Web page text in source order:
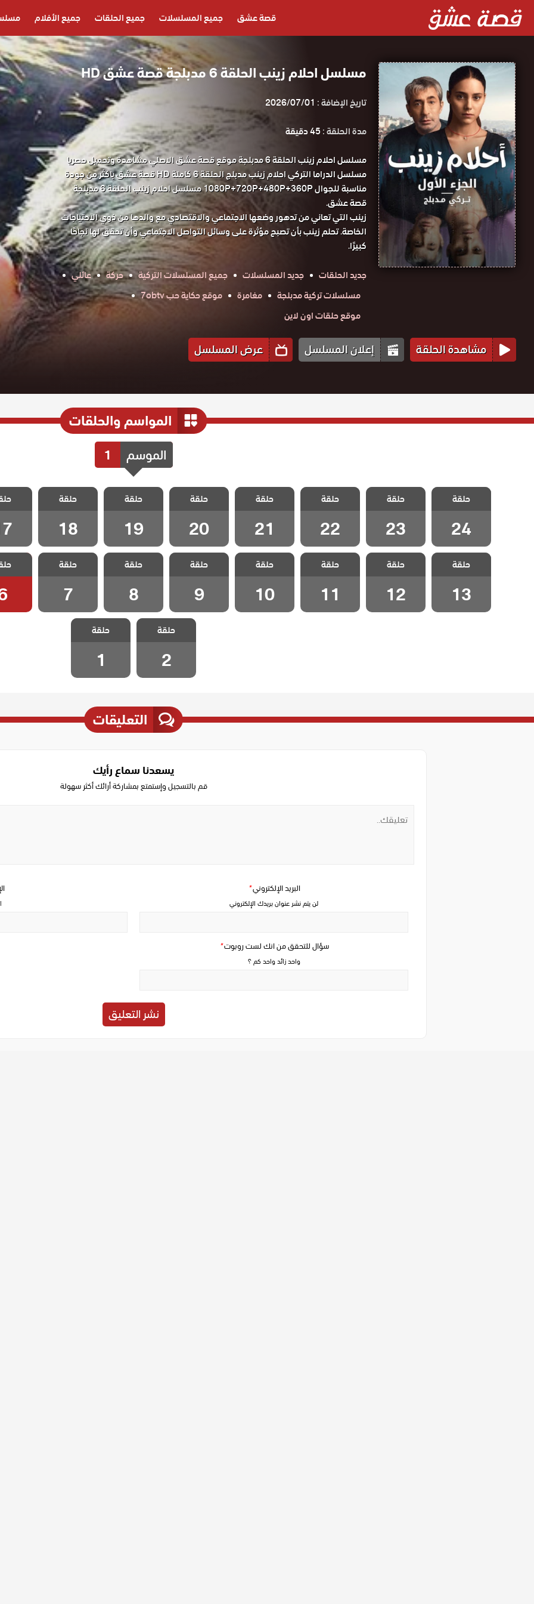
قصة عشق جميع المسلسلات جميع الحلقات جميع الأفلام
مسلسل احلام زينب الحلقة 6 مدبلجة قصة عشق HD
تاريخ الإضافة : 2026/07/01
مدة الحلقة :45 دقيقة
مسلسل احلام زينب الحلقة 6 مدبلجة موقع قصة عشق الاصلي مشاهدة وتحميل حصريا
مسلسل الدراما التركي احلام زينب مدبلج الحلقة 6 كاملة HD قصة عشق باكثر من جودة
مناسبة للجوال 1080P+720P+480P+360P مسلسل احلام زينب الحلقة 6 مدبلجة
قصة عشق.
زينب التي تعاني من تدهور وضعها الاجتماعي والاقتصادي مع والدها من ذوي الاحتياجات
الخاصة. تحلم زينب بأن تصبح مؤثرة على وسائل التواصل الاجتماعي وأن تحقق لها نجاحًا
كبيرًا.
جديد الحلقات
جديد المسلسلات جميع المسلسلات التركية حركة
عائلي
مسلسلات تركية مدبلجة
مغامرة
موقع حكاية حب 7obtv
موقع حلقات اون لاين
مشاهدة الحلقة إعلان المسلسل عرض المسلسل
المواسم والحلقات
الموسم 1
زينب مدبلج
الحلقة 24
والاخيرة
حلقة
24
مسلسل احلام
زينب مدبلج
الحلقة 23
حلقة
23
مسلسل احلام
زينب مدبلج
الحلقة 22
حلقة
22
مسلسل احلام
زينب مدبلج
الحلقة 21
حلقة
21
مسلسل احلام
زينب مدبلج
الحلقة 20
حلقة
20
مسلسل احلام
زينب مدبلج
الحلقة 19
حلقة
19
مسلسل احلام
زينب مدبلج
الحلقة 18
حلقة
18
مسلسل
زينب
مسلسل احلام
زينب مدبلج
الحلقة 13
حلقة
13
مسلسل احلام
زينب مدبلج
الحلقة 12
حلقة
12
مسلسل احلام
زينب مدبلج
الحلقة 11
حلقة
11
مسلسل احلام
زينب مدبلج
الحلقة 10
حلقة
10
مسلسل احلام
زينب مدبلج
الحلقة 9
حلقة
9
مسلسل احلام
زينب مدبلج
الحلقة 8
حلقة
8
مسلسل احلام
زينب مدبلج
الحلقة 7
حلقة
7
مسلسل
زينب
مسلسل احلام
زينب مدبلج
الحلقة 2
حلقة
2
مسلسل احلام
زينب مدبلج
الحلقة 1
حلقة
1
التعليقات
يسعدنا سماع رأيك
قم بالتسجيل وإستمتع بمشاركة أرائك أكثر سهولة
سؤال للتحقق من انك لست روبوت*
واحد زائد واحد كم ؟
البريد الإلكتروني*
لن يتم نشر عنوان بريدك الإلكتروني